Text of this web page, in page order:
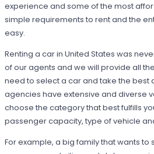
experience and some of the most
simple requirements to rent and the
easy.
Renting a car in United States was
of our agents and we will provide all
need to select a car and take the best
agencies have extensive and diverse
choose the category that best fulfills
passenger capacity, type of vehicle
For example, a big family that wants to